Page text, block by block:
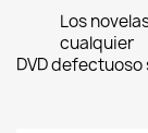
Los
cualquier
DVD